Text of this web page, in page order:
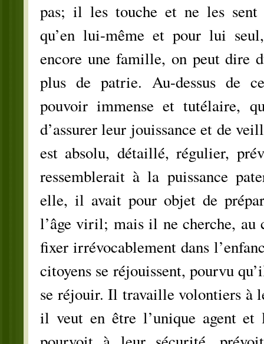
pas; il les touche et ne les
qu’en lui-même et pour lui
encore une famille, on peut dire
plus de patrie. Au-dessus de
pouvoir immense et tutélaire,
d’assurer leur jouissance et de
est absolu, détaillé, régulier,
ressemblerait à la puissance
elle, il avait pour objet de
l’âge viril; mais il ne cherche, au
fixer irrévocablement dans
citoyens se réjouissent, pourvu
se réjouir. Il travaille volontiers à
il veut en être l’unique agent